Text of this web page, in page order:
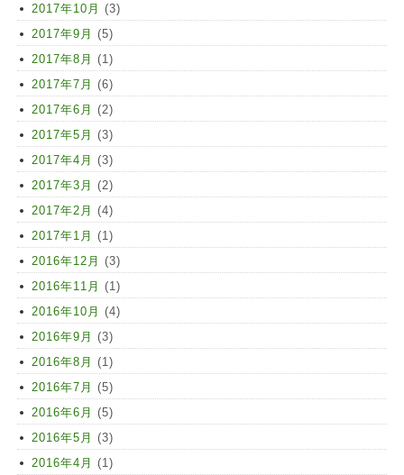
2017年10月 (3)
2017年9月 (5)
2017年8月 (1)
2017年7月 (6)
2017年6月 (2)
2017年5月 (3)
2017年4月 (3)
2017年3月 (2)
2017年2月 (4)
2017年1月 (1)
2016年12月 (3)
2016年11月 (1)
2016年10月 (4)
2016年9月 (3)
2016年8月 (1)
2016年7月 (5)
2016年6月 (5)
2016年5月 (3)
2016年4月 (1)